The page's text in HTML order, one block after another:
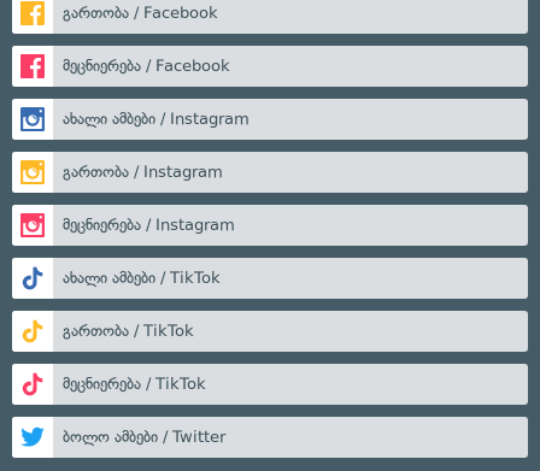
გართობა / Facebook
მეცნიერება / Facebook
ახალი ამბები / Instagram
გართობა / Instagram
მეცნიერება / Instagram
ახალი ამბები / TikTok
გართობა / TikTok
მეცნიერება / TikTok
ბოლო ამბები / Twitter